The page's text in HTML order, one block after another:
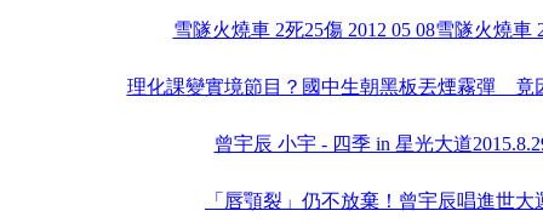
雪隧火燒車 2死25傷 2012 05 08雪隧火燒車
理化課變實境節目？國中生朝黑板丟煙霧彈 竟
曾宇辰 小宇 - 四季 in 星光大道
「唇顎裂」仍不放棄！曾宇辰唱進世